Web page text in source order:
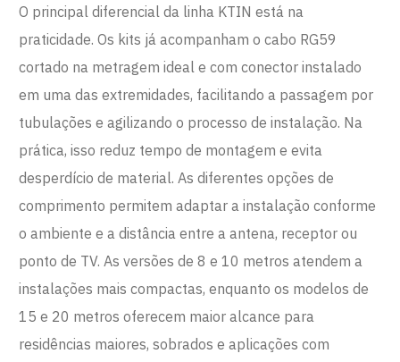
O principal diferencial da linha KTIN está na
praticidade. Os kits já acompanham o cabo RG59
cortado na metragem ideal e com conector instalado
em uma das extremidades, facilitando a passagem por
tubulações e agilizando o processo de instalação. Na
prática, isso reduz tempo de montagem e evita
desperdício de material. As diferentes opções de
comprimento permitem adaptar a instalação conforme
o ambiente e a distância entre a antena, receptor ou
ponto de TV. As versões de 8 e 10 metros atendem a
instalações mais compactas, enquanto os modelos de
15 e 20 metros oferecem maior alcance para
residências maiores, sobrados e aplicações com